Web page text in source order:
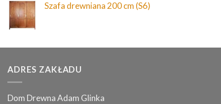
Szafa drewniana 200 cm (S6)
ADRES ZAKŁADU
Dom Drewna Adam Glinka